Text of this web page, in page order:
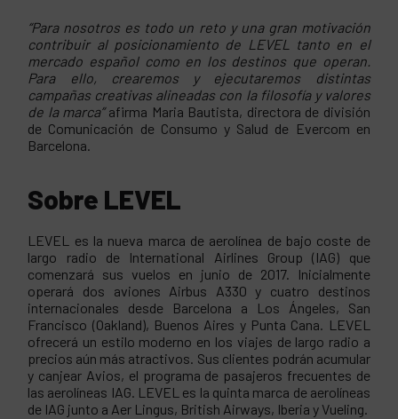
“Para nosotros es todo un reto y una gran motivación
contribuir al posicionamiento de LEVEL tanto en el
mercado español como en los destinos que operan.
Para ello, crearemos y ejecutaremos distintas
campañas creativas alineadas con la filosofía y valores
de la marca”afirma Maria Bautista, directora de división
de Comunicación de Consumo y Salud de Evercom en
Barcelona.
Sobre LEVEL
LEVEL es la nueva marca de aerolínea de bajo coste de
largo radio de International Airlines Group (IAG) que
comenzará sus vuelos en junio de 2017. Inicialmente
operará dos aviones Airbus A330 y cuatro destinos
internacionales desde Barcelona a Los Ángeles, San
Francisco (Oakland), Buenos Aires y Punta Cana. LEVEL
ofrecerá un estilo moderno en los viajes de largo radio a
precios aún más atractivos. Sus clientes podrán acumular
y canjear Avios, el programa de pasajeros frecuentes de
las aerolíneas IAG. LEVEL es la quinta marca de aerolíneas
de IAG junto a Aer Lingus, British Airways, Iberia y Vueling.